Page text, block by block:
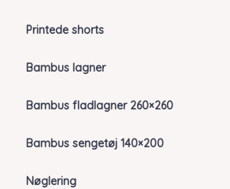
Printede shorts
Bambus lagner
Bambus fladlagner 260×260
Bambus sengetøj 140×200
Nøglering